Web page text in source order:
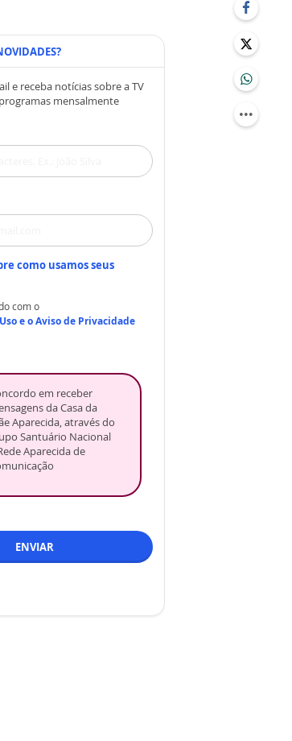
e receba notícias sobre a TV
mensalmente
como usamos seus
com o
e oAviso de Privacidade
em receber
da Casa da
Aparecida, através do
Santuário Nacional
Aparecida de
ENVIAR